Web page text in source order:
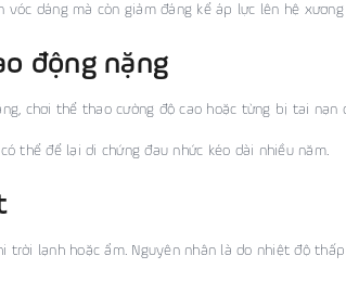
dáng mà còn giảm đáng kể áp lực lên hệ xương
động nặng
chơi thể thao cường độ cao hoặc từng bị tai
thể để lại di chứng đau nhức kéo dài nhiều năm.
trời lạnh hoặc ẩm. Nguyên nhân là do nhiệt độ